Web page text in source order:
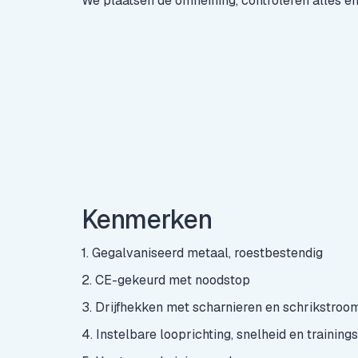
Kenmerken
1. Gegalvaniseerd metaal, roestbestendig
2. CE-gekeurd met noodstop
3. Drijfhekken met scharnieren en
4. Instelbare looprichting, snelheid en